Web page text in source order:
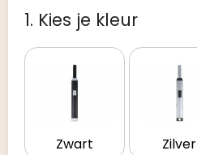
1. Kies je kleur
Zwart Zilver